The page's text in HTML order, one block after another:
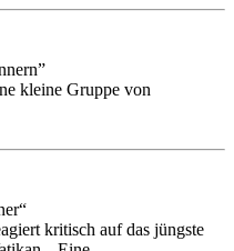
kleine Gruppe von
kritisch auf das jüngste